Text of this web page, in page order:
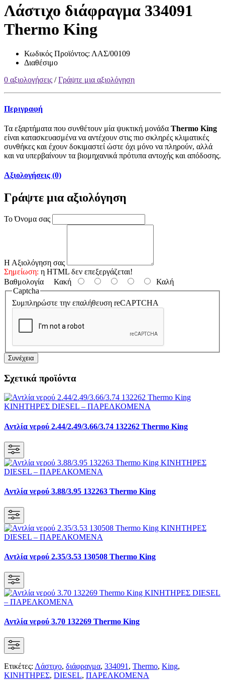
Λάστιχο διάφραγμα 334091
Thermo King
Κωδικός Προϊόντος: ΛΑΣ/00109
Διαθέσιμο
0 αξιολογήσεις /Γράψτε μια αξιολόγηση
Περιγραφή
Τα εξαρτήματα που συνθέτουν μία ψυκτική μονάδα Thermo King
είναι κατασκευασμένα να αντέχουν στις πιο σκληρές κλιματικές
συνθήκες και έχουν δοκιμαστεί ώστε όχι μόνο να πληρούν, αλλά
και να υπερβαίνουν τα βιομηχανικά πρότυπα αντοχής και απόδοσης.
Αξιολογήσεις (0)
Γράψτε μια αξιολόγηση
Το Όνομα σας
Η Αξιολόγηση σας
Σημείωση: η HTML δεν επεξεργάζεται!
Βαθμολογία Κακή
Καλή
Captcha
Συμπληρώστε την επαλήθευση reCAPTCHA
Συνέχεια
Σχετικά προϊόντα
Αντλία νερού 2.44/2.49/3.66/3.74 132262 Thermo King
Αντλία νερού 3.88/3.95 132263 Thermo King
Αντλία νερού 2.35/3.53 130508 Thermo King
Αντλία νερού 3.70 132269 Thermo King
Ετικέτες: Λάστιχο, διάφραγμα, 334091 , Thermo, King,
KΙΝΗΤΗΡΕΣ, DIESEL, ΠΑΡΕΛΚΟΜΕΝΑ